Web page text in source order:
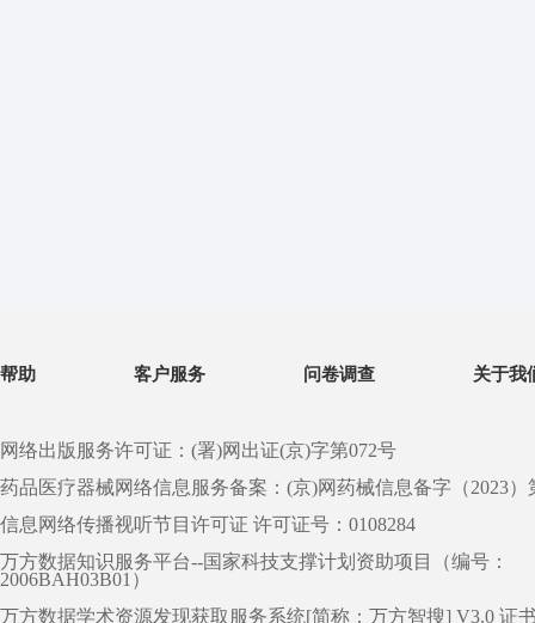
帮助 客户服务 问卷调查 关于我
网络出版服务许可证：(署)网出证(京)字第072号
药品医疗器械网络信息服务备案：(京)网药械信息备字（2023）
信息网络传播视听节目许可证 许可证号：0108284
万方数据知识服务平台--国家科技支撑计划资助项目（编号：
2006BAH03B01）
万方数据学术资源发现获取服务系统[简称：万方智搜] V3.0 证